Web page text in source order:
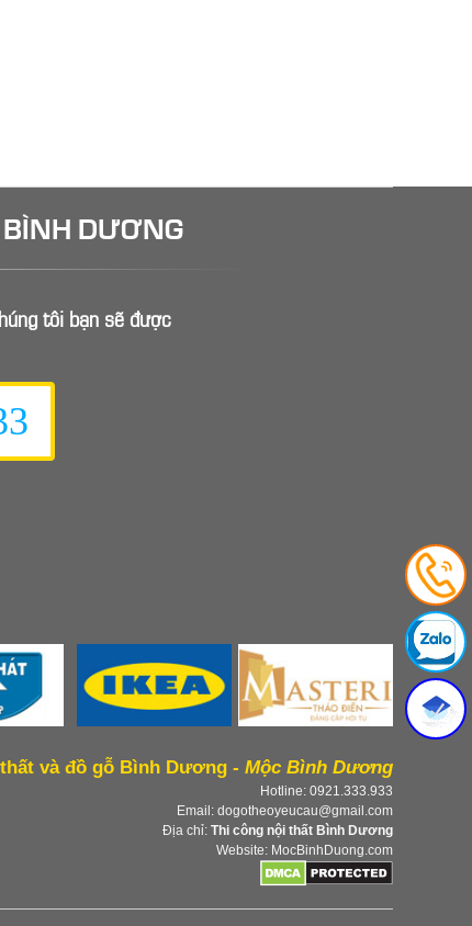
DƯƠNG
tôi bạn sẽ được
và đồ gỗ Bình Dương - Mộc Bình Dương
Hotline: 0921.333.933
Email: dogotheoyeucau@gmail.com
Địa chỉ: Thi công nội thất Bình Dương
Website: MocBinhDuong.com